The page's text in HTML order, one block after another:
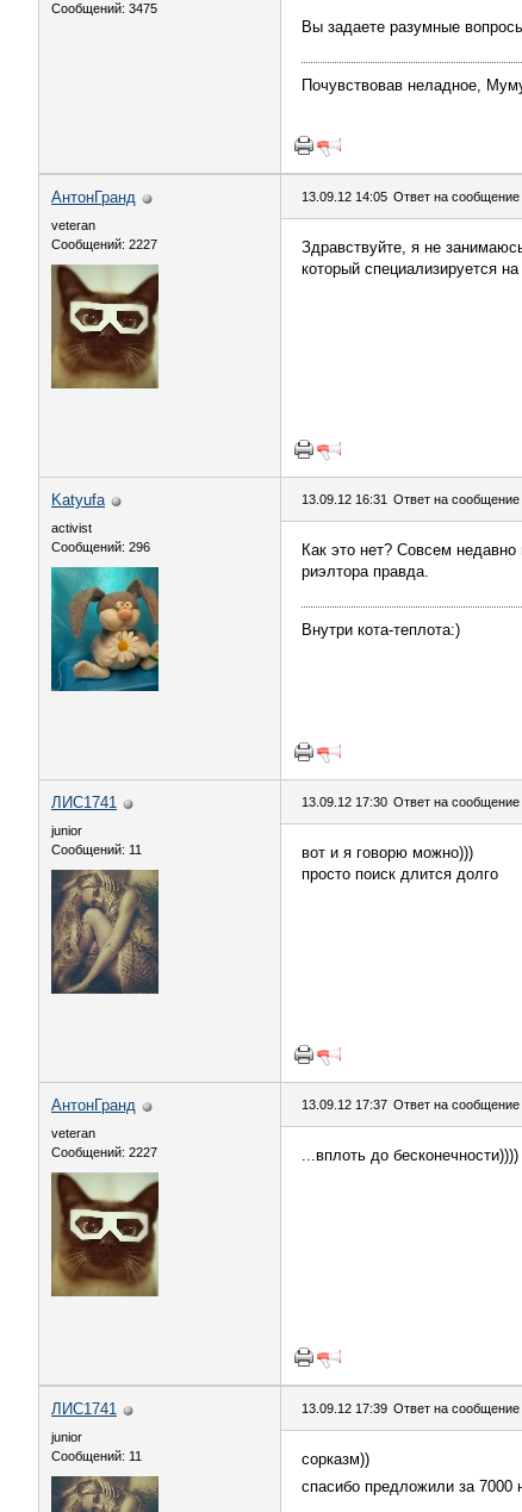
Сообщений: 3475
Вы задаете разумные
Почувствовав неладное,
АнтонГранд
veteran
Сообщений: 2227
13.09.12 14:05 Ответ на сообщение
Здравствуйте, я не
который специализируется
Katyufa
activist
Сообщений: 296
13.09.12 16:31 Ответ на сообщение
Как это нет? Совсем
риэлтора правда.
Внутри кота-теплота:)
ЛИС1741
junior
Сообщений: 11
13.09.12 17:30 Ответ на сообщение
вот и я говорю можно)))
просто поиск длится долго
АнтонГранд
veteran
Сообщений: 2227
13.09.12 17:37 Ответ на сообщение
...вплоть до бесконечности))))
ЛИС1741
junior
Сообщений: 11
13.09.12 17:39 Ответ на сообщение
сорказм))
спасибо предложили за 7000